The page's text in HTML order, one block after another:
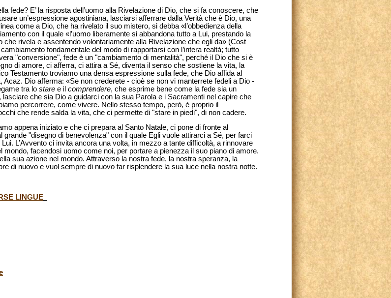
fede? E’ la risposta dell’uomo alla Rivelazione di Dio, che si fa conoscere, che
un’espressione agostiniana, lasciarsi afferrare dalla Verità che è Dio, una
come a Dio, che ha rivelato il suo mistero, si debba «l’obbedienza della
con il quale «l’uomo liberamente si abbandona tutto a Lui, prestando la
che rivela e assentendo volontariamente alla Rivelazione che egli da» (Cost
fondamentale del modo di rapportarsi con l’intera realtà; tutto
"conversione", fede è un "cambiamento di mentalità", perché il Dio che si è
di amore, ci afferra, ci attira a Sé, diventa il senso che sostiene la vita, la
Testamento troviamo una densa espressione sulla fede, che Dio affida al
Acaz. Dio afferma: «Se non crederete - cioè se non vi manterrete fedeli a Dio -
tra lo stare e il comprendere, che esprime bene come la fede sia un
che sia Dio a guidarci con la sua Parola e i Sacramenti nel capire che
percorrere, come vivere. Nello stesso tempo, però, è proprio il
che rende salda la vita, che ci permette di "stare in piedi", di non cadere.
appena iniziato e che ci prepara al Santo Natale, ci pone di fronte al
grande "disegno di benevolenza" con il quale Egli vuole attirarci a Sé, per farci
L’Avvento ci invita ancora una volta, in mezzo a tante difficoltà, a rinnovare
mondo, facendosi uomo come noi, per portare a pienezza il suo piano di amore.
sua azione nel mondo. Attraverso la nostra fede, la nostra speranza, la
di nuovo e vuol sempre di nuovo far risplendere la sua luce nella nostra notte.
LINGUE